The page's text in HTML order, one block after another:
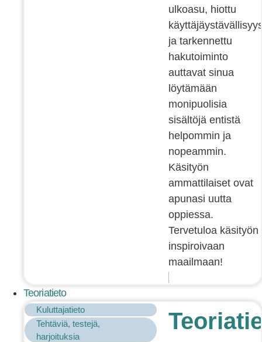
ulkoasu, hiottu
ja tarkennettu
hakutoiminto
auttavat sinua
löytämään
monipuolisia
sisältöjä entistä
helpommin ja
nopeammin.
Käsityön
ammattilaiset ovat
apunasi uutta
oppiessa.
Tervetuloa käsityön
inspiroivaan
maailmaan!
Teoriatieto
Kuluttajatieto
Tehtäviä, testejä,
harjoituksia